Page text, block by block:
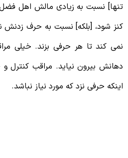
نسبت به زیادی مالش اهل فضل
شود، [بلکه] نسبت به حرف زدنش
کند تا هر حرفی بزند. خیلی
بیرون نیاید. مراقب کنترل و
حرفی نزد که مورد نیاز نباشد.